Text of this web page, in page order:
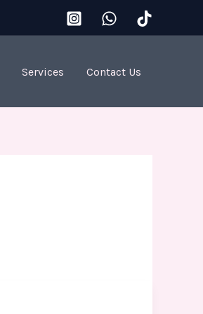
Services Contact Us